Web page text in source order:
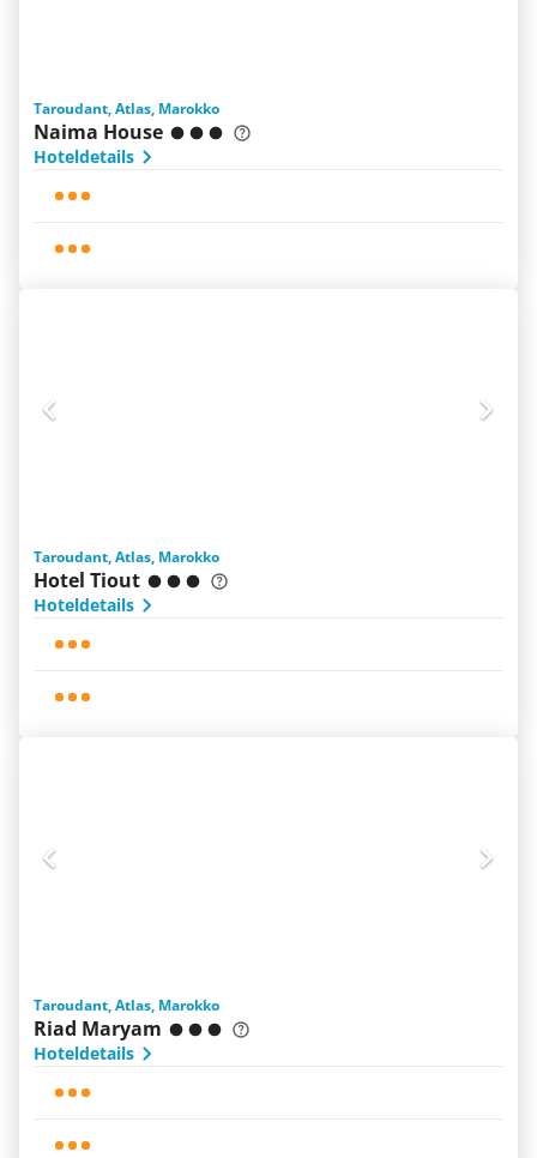
Taroudant, Atlas, Marokko
Naima House
Hoteldetails
Taroudant, Atlas, Marokko
Hotel Tiout
Hoteldetails
Taroudant, Atlas, Marokko
Riad Maryam
Hoteldetails